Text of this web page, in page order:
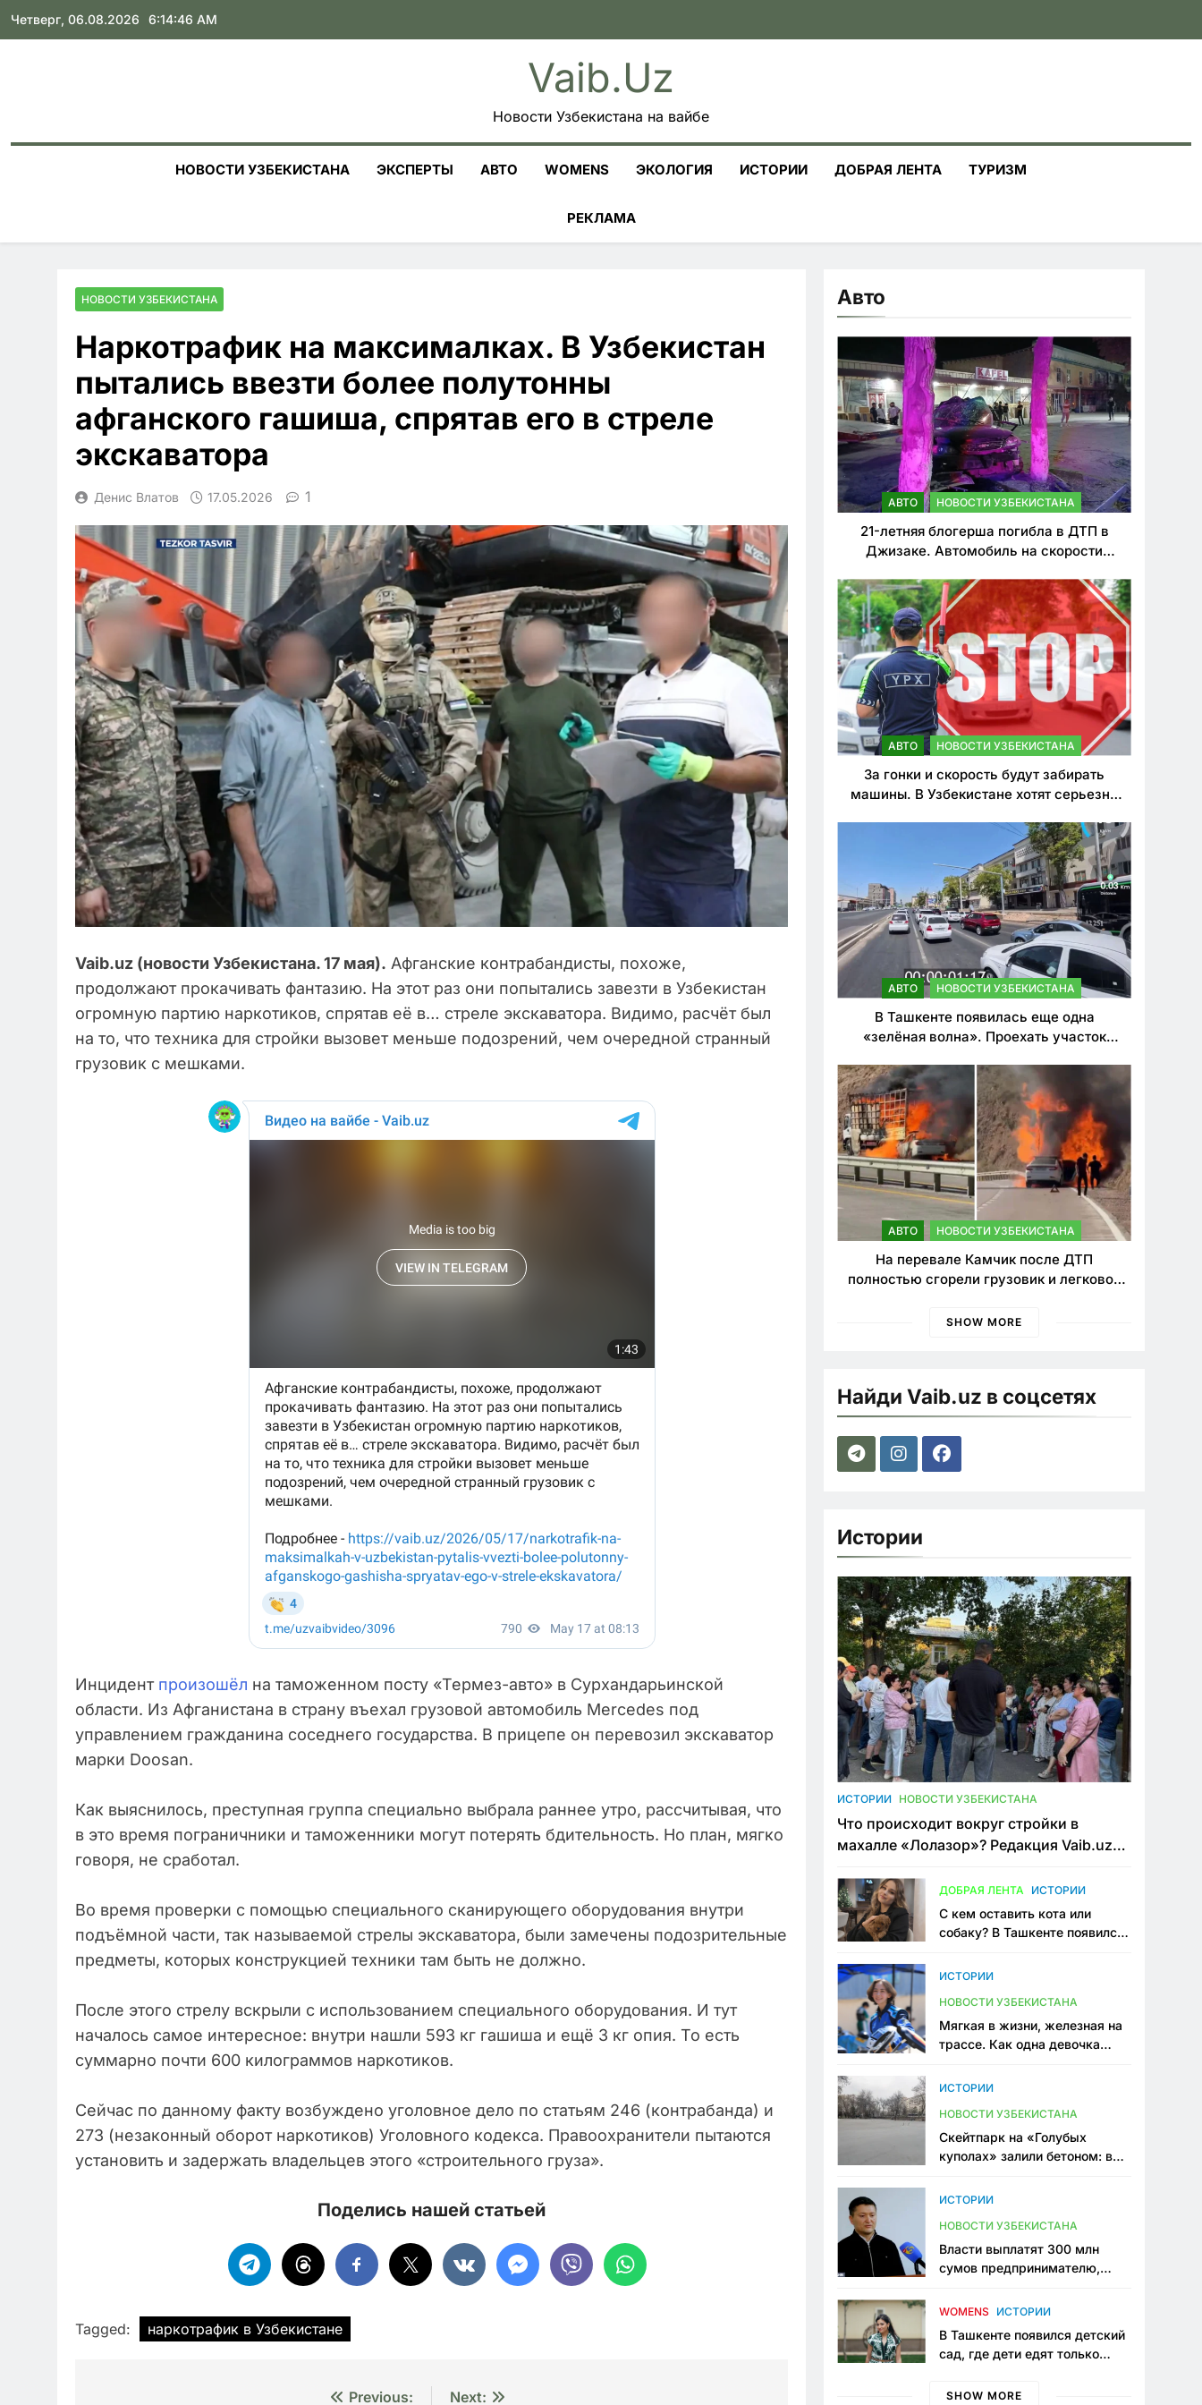
Skip
Четверг, 06.08.2026 6:14:47 AM
Vaib.uz
Новости Узбекистана на вайбе
НОВОСТИ УЗБЕКИСТАНА ЭКСПЕРТЫ АВТО WOMENS ЭКОЛОГИЯ ИСТОРИИ ДОБРАЯ ЛЕНТА ТУРИЗМ
РЕКЛАМА
НОВОСТИ УЗБЕКИСТАНА
Наркотрафик на максималках. В Узбекистан
пытались ввезти более полутонны
афганского гашиша, спрятав его в стреле
экскаватора
Денис Влатов 17.05.2026 1
Vaib.uz (новости Узбекистана. 17 мая). Афганские контрабандисты, похоже,
продолжают прокачивать фантазию. На этот раз они попытались завезти в Узбекистан
огромную партию наркотиков, спрятав её в… стреле экскаватора. Видимо, расчёт был
на то, что техника для стройки вызовет меньше подозрений, чем очередной странный
грузовик с мешками.
Инцидент произошёл на таможенном посту «Термез-авто» в Сурхандарьинской
области. Из Афганистана в страну въехал грузовой автомобиль Mercedes под
управлением гражданина соседнего государства. В прицепе он перевозил экскаватор
марки Doosan.
Как выяснилось, преступная группа специально выбрала раннее утро, рассчитывая, что
в это время пограничники и таможенники могут потерять бдительность. Но план, мягко
говоря, не сработал.
Во время проверки с помощью специального сканирующего оборудования внутри
подъёмной части, так называемой стрелы экскаватора, были замечены подозрительные
предметы, которых конструкцией техники там быть не должно.
После этого стрелу вскрыли с использованием специального оборудования. И тут
началось самое интересное: внутри нашли 593 кг гашиша и ещё 3 кг опия. То есть
суммарно почти 600 килограммов наркотиков.
Сейчас по данному факту возбуждено уголовное дело по статьям 246 (контрабанда) и
273 (незаконный оборот наркотиков) Уголовного кодекса. Правоохранители пытаются
установить и задержать владельцев этого «строительного груза».
Поделись нашей статьей
Tagged: наркотрафик в Узбекистане
Previous:
Next:
Авто
АВТО НОВОСТИ УЗБЕКИСТАНА
21-летняя блогерша погибла в ДТП в
Джизаке. Автомобиль на скорости
АВТО НОВОСТИ УЗБЕКИСТАНА
За гонки и скорость будут забирать
машины. В Узбекистане хотят серьезно
АВТО НОВОСТИ УЗБЕКИСТАНА
В Ташкенте появилась еще одна
«зелёная волна». Проехать участок
АВТО НОВОСТИ УЗБЕКИСТАНА
На перевале Камчик после ДТП
полностью сгорели грузовик и легковой
SHOW MORE
Найди Vaib.uz в соцсетях
Истории
ИСТОРИИ НОВОСТИ УЗБЕКИСТАНА
Что происходит вокруг стройки в
махалле «Лолазор»? Редакция Vaib.uz
конфликта
ДОБРАЯ ЛЕНТА ИСТОРИИ
С кем оставить кота или
собаку? В Ташкенте появился
ИСТОРИИ
НОВОСТИ УЗБЕКИСТАНА
Мягкая в жизни, железная на
трассе. Как одна девочка
Узбекистане
ИСТОРИИ
НОВОСТИ УЗБЕКИСТАНА
Скейтпарк на «Голубых
куполах» залили бетоном: в
одно общественное
ИСТОРИИ
НОВОСТИ УЗБЕКИСТАНА
Власти выплатят 300 млн
сумов предпринимателю,
тюрьме по незаконному
WOMENS ИСТОРИИ
В Ташкенте появился детский
сад, где дети едят только
мама, которая устала просить
SHOW MORE